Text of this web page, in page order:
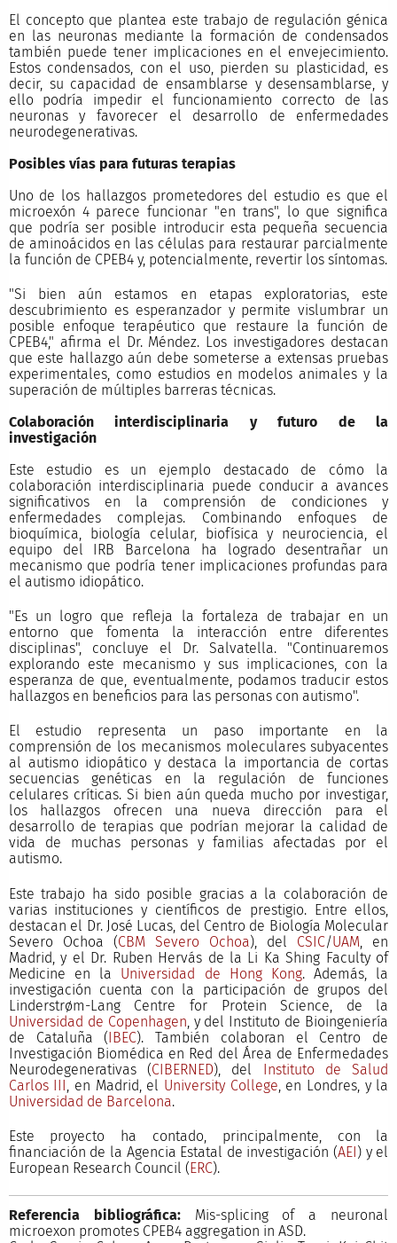
El concepto que plantea este trabajo de regulación génica
en las neuronas mediante la formación de condensados
también puede tener implicaciones en el envejecimiento.
Estos condensados, con el uso, pierden su plasticidad, es
decir, su capacidad de ensamblarse y desensamblarse, y
ello podría impedir el funcionamiento correcto de las
neuronas y favorecer el desarrollo de enfermedades
neurodegenerativas.
Posibles vías para futuras terapias
Uno de los hallazgos prometedores del estudio es que el
microexón 4 parece funcionar "en trans", lo que significa
que podría ser posible introducir esta pequeña secuencia
de aminoácidos en las células para restaurar parcialmente
la función de CPEB4 y, potencialmente, revertir los síntomas.
"Si bien aún estamos en etapas exploratorias, este
descubrimiento es esperanzador y permite vislumbrar un
posible enfoque terapéutico que restaure la función de
CPEB4," afirma el Dr. Méndez. Los investigadores destacan
que este hallazgo aún debe someterse a extensas pruebas
experimentales, como estudios en modelos animales y la
superación de múltiples barreras técnicas.
Colaboración interdisciplinaria y futuro de la
investigación
Este estudio es un ejemplo destacado de cómo la
colaboración interdisciplinaria puede conducir a avances
significativos en la comprensión de condiciones y
enfermedades complejas. Combinando enfoques de
bioquímica, biología celular, biofísica y neurociencia, el
equipo del IRB Barcelona ha logrado desentrañar un
mecanismo que podría tener implicaciones profundas para
el autismo idiopático.
"Es un logro que refleja la fortaleza de trabajar en un
entorno que fomenta la interacción entre diferentes
disciplinas", concluye el Dr. Salvatella. "Continuaremos
explorando este mecanismo y sus implicaciones, con la
esperanza de que, eventualmente, podamos traducir estos
hallazgos en beneficios para las personas con autismo".
El estudio representa un paso importante en la
comprensión de los mecanismos moleculares subyacentes
al autismo idiopático y destaca la importancia de cortas
secuencias genéticas en la regulación de funciones
celulares críticas. Si bien aún queda mucho por investigar,
los hallazgos ofrecen una nueva dirección para el
desarrollo de terapias que podrían mejorar la calidad de
vida de muchas personas y familias afectadas por el
autismo.
Este trabajo ha sido posible gracias a la colaboración de
varias instituciones y científicos de prestigio. Entre ellos,
destacan el Dr. José Lucas, del Centro de Biología Molecular
Severo Ochoa (CBM Severo Ochoa), del CSIC/UAM , en
Madrid, y el Dr. Ruben Hervás de la Li Ka Shing Faculty of
Medicine en la Universidad de Hong Kong. Además, la
investigación cuenta con la participación de grupos del
Linderstrøm-Lang Centre for Protein Science, de la
Universidad de Copenhagen , y del Instituto de Bioingeniería
de Cataluña (IBEC). También colaboran el Centro de
Investigación Biomédica en Red del Área de Enfermedades
Neurodegenerativas (CIBERNED), del Instituto de Salud
Carlos III
, en Madrid, el University College , en Londres, y la
Universidad de Barcelona.
Este proyecto ha contado, principalmente, con la
financiación de la Agencia Estatal de investigación (AEI) y el
European Research Council (ERC).
Referencia bibliográfica: Mis-splicing of a neuronal
microexon promotes CPEB4 aggregation in ASD.